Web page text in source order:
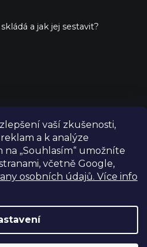
vaší zkušenosti,
a k analýze
„Souhlasím“ umožníte
včetně Google,
osobních údajů. Více info
a jak jej sestavit?
. Všechna práva vyhrazena.
cookies